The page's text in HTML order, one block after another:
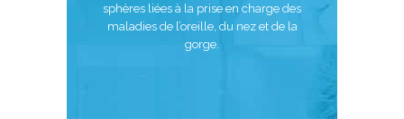
sphères liées à la prise en charge des
maladies de l’oreille, du nez et de la
gorge.